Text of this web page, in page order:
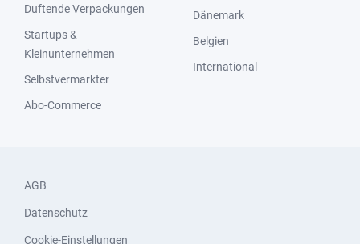
Duftende Verpackungen
Startups &
Kleinunternehmen
Selbstvermarkter
Abo-Commerce
Dänemark
Belgien
International
AGB
Datenschutz
Cookie-Einstellungen